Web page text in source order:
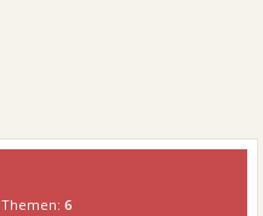
Themen:6